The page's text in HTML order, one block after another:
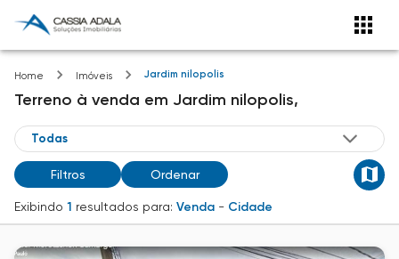
Home Imóveis Jardim nilopolis
Terreno à venda em Jardim nilopolis,
Filtros Ordenar
Exibindo 1 resultados para: Venda - Cidade